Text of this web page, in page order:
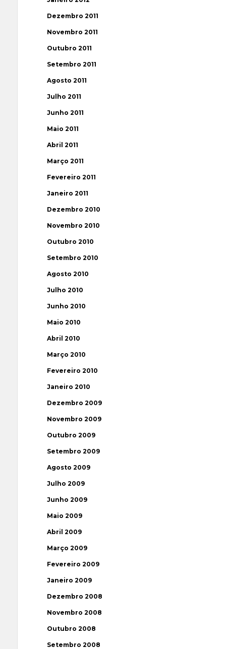
Dezembro 2011
Novembro 2011
Outubro 2011
Setembro 2011
Agosto 2011
Julho 2011
Junho 2011
Maio 2011
Abril 2011
Março 2011
Fevereiro 2011
Janeiro 2011
Dezembro 2010
Novembro 2010
Outubro 2010
Setembro 2010
Agosto 2010
Julho 2010
Junho 2010
Maio 2010
Abril 2010
Março 2010
Fevereiro 2010
Janeiro 2010
Dezembro 2009
Novembro 2009
Outubro 2009
Setembro 2009
Agosto 2009
Julho 2009
Junho 2009
Maio 2009
Abril 2009
Março 2009
Fevereiro 2009
Janeiro 2009
Dezembro 2008
Novembro 2008
Outubro 2008
Setembro 2008